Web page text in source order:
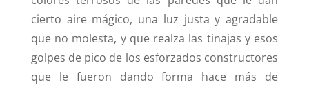
cierto aire mágico, una luz justa y agradable
que no molesta, y que realza las tinajas y esos
golpes de pico de los esforzados constructores
que le fueron dando forma hace más de